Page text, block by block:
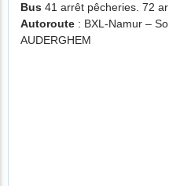
Bus 41 arrêt pêcheries. 72
Autoroute : BXL-Namur –
AUDERGHEM